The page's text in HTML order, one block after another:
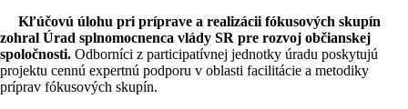
Kľúčovú úlohu pri príprave a realizácii fókusových skupín
zohral Úrad splnomocnenca vlády SR pre rozvoj občianskej
spoločnosti. Odborníci z participatívnej jednotky úradu poskytujú
projektu cennú expertnú podporu v oblasti facilitácie a metodiky
príprav fókusových skupín.